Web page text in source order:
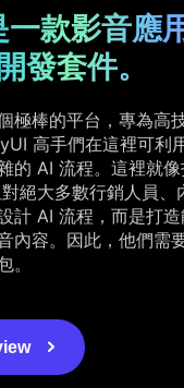
款影音應
發套件。
極棒的平台，專為高
高手們在這裡可利
的 AI 流程。這裡就
絕大多數行銷人員、
計 AI 流程，而是打
內容。因此，他們需
。